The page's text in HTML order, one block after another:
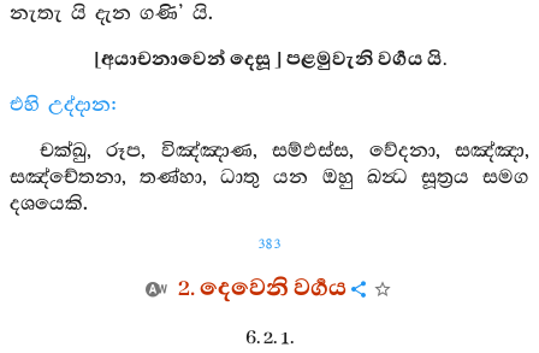
නැතැ යි දැන ගණි’ යි.
[අයාචනාවෙන් දෙසූ ] පළමුවැනි වර්‍ගය යි.
එහි උද්දාන:
චක්ඛු, රූප, විඤ්ඤාණ, සම්ඵස්ස, වේදනා, සඤ්ඤා,
සඤ්චේතනා, තණ්හා, ධාතු යන ඔහු ඛන්‍ධ සූත්‍රය සමග
දශයෙකි.
383
2. දෙවෙනි වර්‍ගය
6. 2. 1.